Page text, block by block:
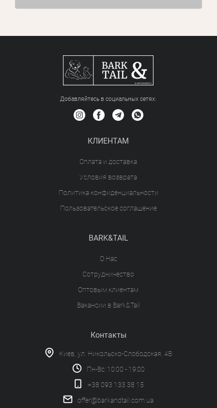
Добавляйтесь в социальных сетяx:
КЛИЕНТАМ
Оплата и доставка
Условия возврата
Политика конфиденциальности
Пользовательское соглашение
BARK&TAIL
О Нас
Сотрудничество
Оптовым клиентам
Вакансии в Bark&Tail
Контакты
Киев, ул. Никольско-Слободская, 4В
Пн-Вс: 10:00 - 19:00
+38 093 133 38 15
offer@barkandtail.com.ua